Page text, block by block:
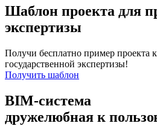
Шаблон проекта для
экспертизы
Получи бесплатно пример проекта
государственной экспертизы!
Получить шаблон
BIM-система
дружелюбная к